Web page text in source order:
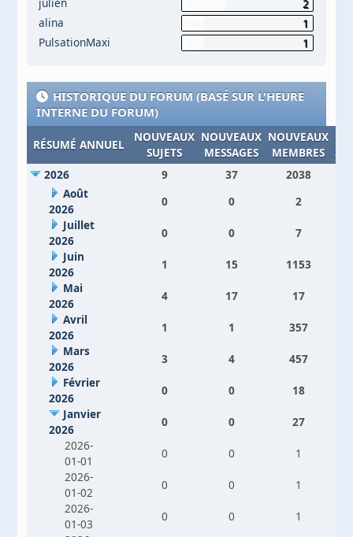
julien
2
alina
1
PulsationMaxi
1
HISTORIQUE DU FORUM (BASÉ SUR L'HEURE
INTERNE DU FORUM)
RÉSUMÉ ANNUEL
NOUVEAUX
SUJETS
NOUVEAUX
MESSAGES
NOUVEAUX
MEMBRES
2026
9 37
2038
Août
2026
0 0
2
Juillet
2026
0 0
7
Juin
2026
1 15
1153
Mai
2026
4 17
17
Avril
2026
1 1
357
Mars
2026
3 4
457
Février
2026
0 0
18
Janvier
2026
0 0
27
2026-
01-01
0 0
1
2026-
01-02
0 0
1
2026-
01-03
0 0
1